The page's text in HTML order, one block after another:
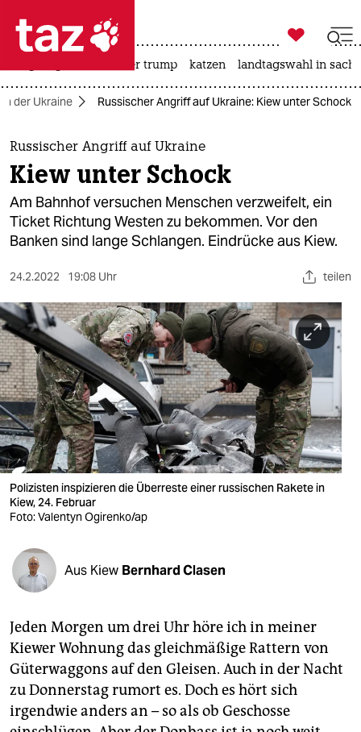
 taz zahl ich
taz zahl ich
themen
politik
öko
sport
berlin
nord
wahrheit
verlag
verlag
shop
fragen & hilfe
unterstützen
abo
genossenschaft
epaper login

taz zahl ich
usa unter trump katzen landtagswahl in
der Ukraine Russischer Angriff auf Ukraine: Kiew unter Schock
Russischer Angriff auf Ukraine
Kiew unter Schock
Am Bahnhof versuchen Menschen verzweifelt, ein
Ticket Richtung Westen zu bekommen. Vor den
Banken sind lange Schlangen. Eindrücke aus Kiew.
24.2.2022 19:08 Uhr teilen
Polizisten inspizieren die Überreste einer russischen Rakete in
Kiew, 24. Februar
Foto: Valentyn Ogirenko/ap
Aus Kiew Bernhard Clasen
Jeden Morgen um drei Uhr höre ich in meiner
Kiewer Wohnung das gleichmäßige Rattern von
Güterwaggons auf den Gleisen. Auch in der Nacht
zu Donnerstag rumort es. Doch es hört sich
irgendwie anders an – so als ob Geschosse